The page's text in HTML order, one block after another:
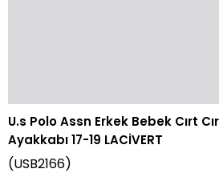
U.s Polo Assn Erkek Bebek Cırt
Ayakkabı 17-19 LACİVERT
(USB2166)